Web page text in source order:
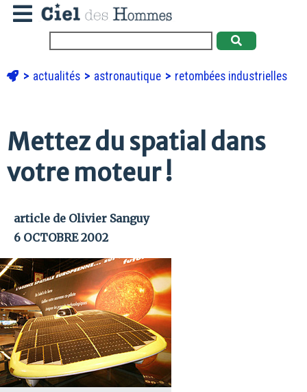
actualités astronautique retombées industrielles
Mettez du spatial dans
votre moteur !
article de Olivier Sanguy
6 OCTOBRE 2002